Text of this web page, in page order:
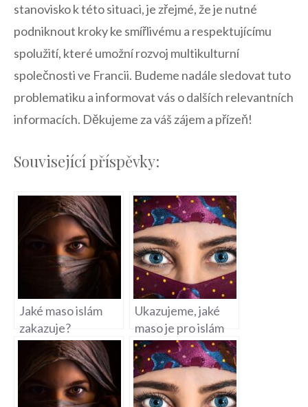
stanovisko k této ⁤situaci, je zřejmé, že je nutné
podniknout kroky ke ⁤smířlivému a‌ respektujícímu
spolužití, které umožní rozvoj multikulturní
společnosti ve Francii. Budeme nadále sledovat tuto
problematiku​ a informovat vás o dalších relevantních
informacích. ⁢Děkujeme‍ za váš zájem ‌a přízeň!
Související příspěvky:
Jaké maso islám
zakazuje?
Ukazujeme, jaké
maso je pro islám
zakázané!